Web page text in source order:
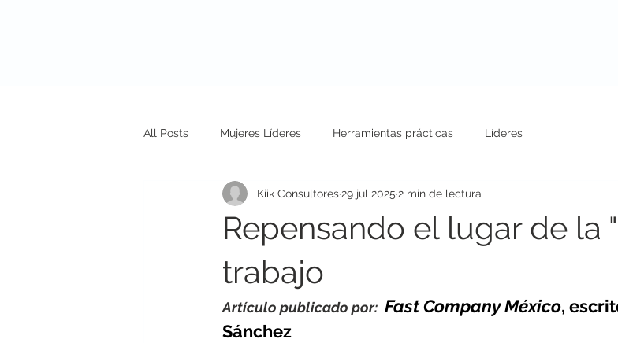
All Posts Mujeres Líderes Herramientas prácticas Líderes
Repensando el lugar de la
trabajo
Kiik Consultores29 jul 2025 2 min de lectura
Artículo publicado por: Fast Company México,
Sánchez